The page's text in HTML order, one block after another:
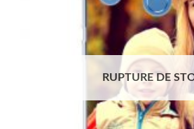
RUPTURE DE